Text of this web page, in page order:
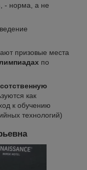
, - норма, а не
призовые места
по
сотственную
как
к обучению
технологий)